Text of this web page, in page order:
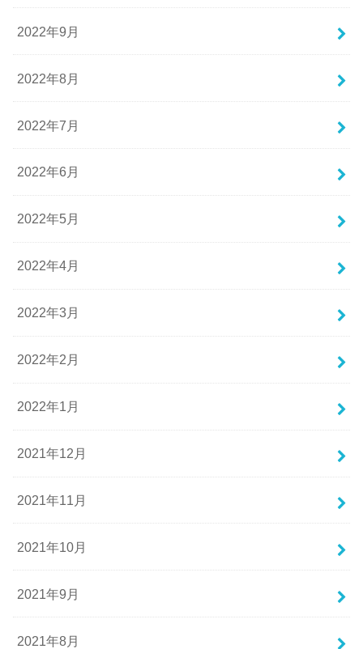
2022年9月
2022年8月
2022年7月
2022年6月
2022年5月
2022年4月
2022年3月
2022年2月
2022年1月
2021年12月
2021年11月
2021年10月
2021年9月
2021年8月